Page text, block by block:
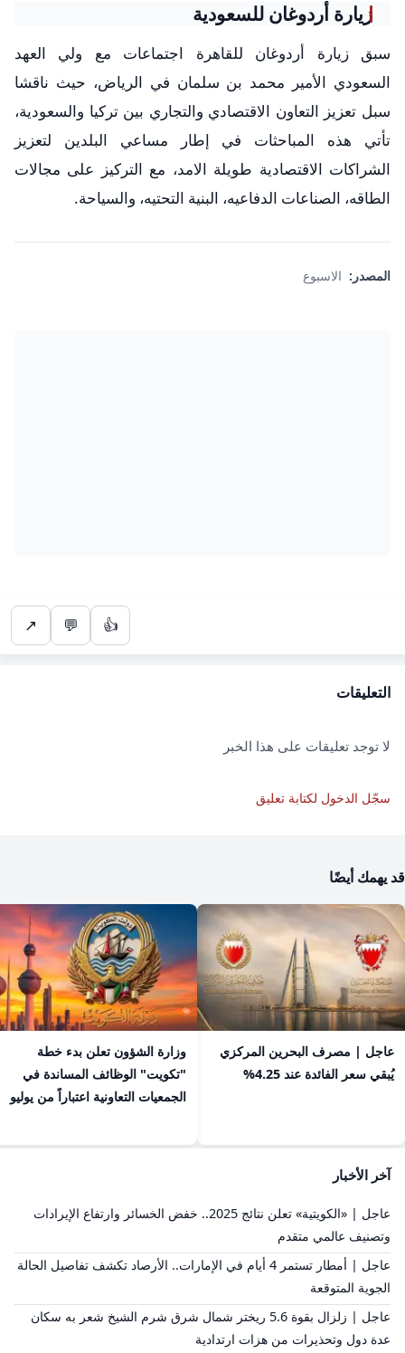
زيارة أردوغان للسعودية
سبق زيارة أردوغان للقاهرة اجتماعات مع ولي العهد
السعودي الأمير محمد بن سلمان في الرياض، حيث ناقشا
سبل تعزيز التعاون الاقتصادي والتجاري بين تركيا والسعودية،
تأتي هذه المباحثات في إطار مساعي البلدين لتعزيز
الشراكات الاقتصادية طويلة الامد، مع التركيز على مجالات
الطاقه، الصناعات الدفاعيه، البنية التحتيه، والسياحة.
المصدر: الاسبوع
👍
💬
↗
التعليقات
لا توجد تعليقات على هذا الخبر
سجّل الدخول لكتابة تعليق
قد يهمك أيضًا
عاجل | مصرف البحرين المركزي
يُبقي سعر الفائدة عند 4.25%
​وزارة الشؤون تعلن بدء خطة
"تكويت" الوظائف المساندة في
الجمعيات التعاونية اعتباراً من يوليو
آخر الأخبار
عاجل | «الكويتية» تعلن نتائج 2025.. خفض الخسائر وارتفاع الإيرادات
وتصنيف عالمي متقدم
عاجل | أمطار تستمر 4 أيام في الإمارات.. الأرصاد تكشف تفاصيل الحالة
الجوية المتوقعة
عاجل | زلزال بقوة 5.6 ريختر شمال شرق شرم الشيخ شعر به سكان
عدة دول وتحذيرات من هزات ارتدادية